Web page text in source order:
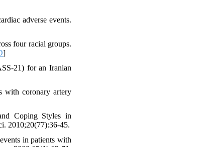
adverse events.
four racial groups.
]
21) for an Iranian
with coronary artery
Coping Styles in
2010;20(77):36-45.
in patients with